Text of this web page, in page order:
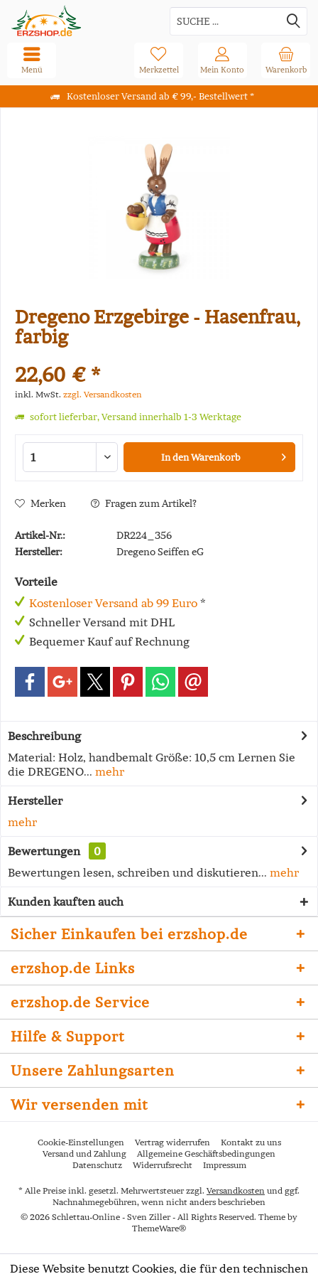
Kostenloser Versand ab € 99,- Bestellwert *
Warenkorb
Merkzettel Mein Konto
Menü
Dregeno Erzgebirge - Hasenfrau,
farbig
22,60 € *
inkl. MwSt. zzgl. Versandkosten
sofort lieferbar, Versand innerhalb 1-3 Werktage
In denWarenkorb
Merken Fragen zum Artikel?
Artikel-Nr.:
DR224_356
Hersteller:
Dregeno Seiffen eG
Vorteile
Kostenloser Versand ab 99 Euro *
Schneller Versand mit DHL
Bequemer Kauf auf Rechnung
Beschreibung
Material: Holz, handbemalt Größe: 10,5 cm Lernen Sie
die DREGENO... mehr
Hersteller
mehr
Bewertungen
0
Bewertungen lesen, schreiben und diskutieren... mehr
Kunden kauften auch
Sicher Einkaufen bei erzshop.de
erzshop.de Links
erzshop.de Service
Hilfe & Support
Unsere Zahlungsarten
Wir versenden mit
Cookie-Einstellungen Vertrag widerrufen
Kontakt zu uns
Versand und Zahlung
Allgemeine Geschäftsbedingungen
Datenschutz
Widerrufsrecht Impressum
* Alle Preise inkl. gesetzl. Mehrwertsteuer zzgl. Versandkosten und ggf.
Nachnahmegebühren, wenn nicht anders beschrieben
© 2026 Schlettau-Online - Sven Ziller - All Rights Reserved. Theme by
ThemeWare®
Diese Website benutzt Cookies, die für den technischen